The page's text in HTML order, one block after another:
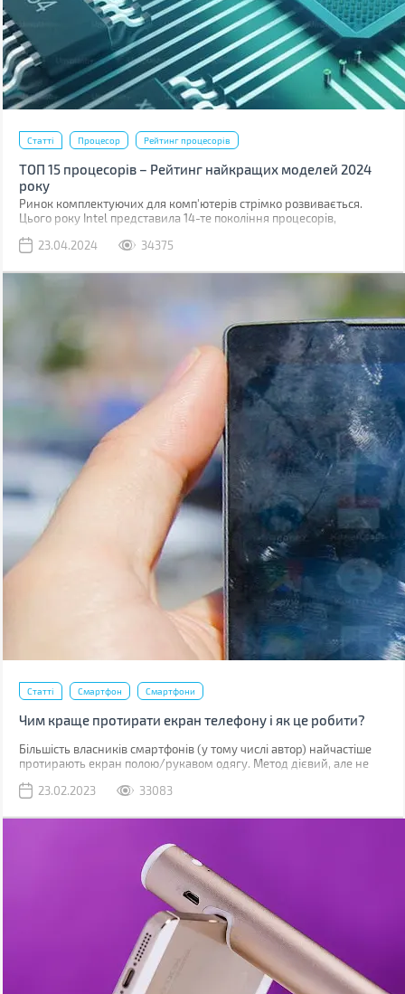
Статті Процесор Рейтинг процесорів
ТОП 15 процесорів – Рейтинг найкращих моделей 2024
року
Ринок комплектуючих для комп'ютерів стрімко розвивається.
Цього року Intel представила 14-те покоління процесорів,
рішення для платформ з підтримкою шини обміну даними PCI 5.0
23.04.2024 34375
Статті Смартфон Смартфони
Чим краще протирати екран телефону і як це робити?
Більшість власників смартфонів (у тому числі автор) найчастіше
протирають екран полою/рукавом одягу. Метод дієвий, але не
уважно придивитесь до дисплея, скоріше за все побачите
очищення.
23.02.2023 33083